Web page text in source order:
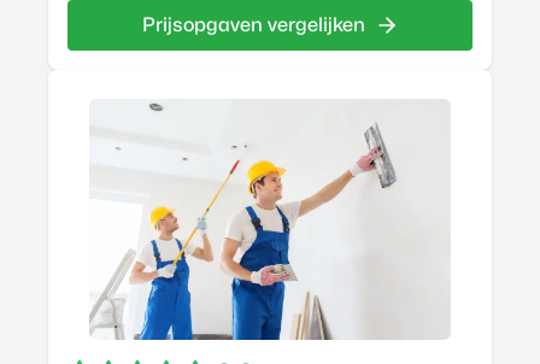
Prijsopgaven vergelijken